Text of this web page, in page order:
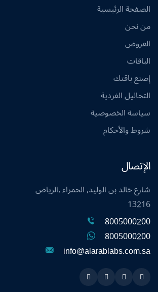
الصفحة الرئيسية
من نحن
العروض
الباقات
إصنع باقتك
التحاليل الفردية
سياسة الخصوصية
شروط والأحكام
الإتصال
شارع خالد بن الوليد, الحمراء ,الرياض
13216
8005000200
8005000200
info@alarablabs.com.sa
Snapchat
Twitter
Linkedin
Instagram